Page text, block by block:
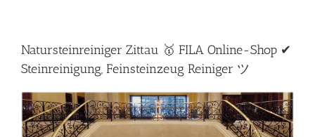
Natursteinreiniger Zittau 🥇 FILA Online-Shop ✔
Steinreinigung, Feinsteinzeug Reiniger ツ